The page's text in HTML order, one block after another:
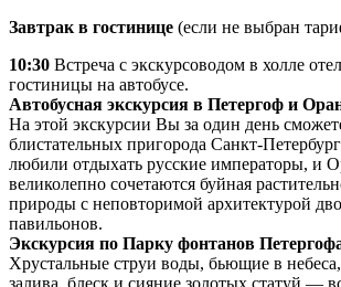
Завтрак в гостинице (если не выбран
10:30 Встреча с экскурсоводом в холле
гостиницы на автобусе.
Автобусная экскурсия в Петергоф и
На этой экскурсии Вы за один день
блистательных пригорода Санкт-
любили отдыхать русские императоры, и
великолепно сочетаются буйная
природы с неповторимой архитектурой
павильонов.
Экскурсия по Парку фонтанов
Хрустальные струи воды, бьющие в
залива, блеск и сияние золотых статуй —